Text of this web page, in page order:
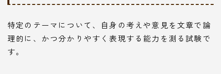
特定のテーマについて、自身の考えや意見を文章で論
理的に、かつ分かりやすく表現する能力を測る試験で
す。